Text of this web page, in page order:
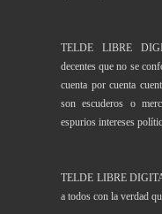
TELDE LIBRE
decentes que no se
cuenta por cuenta
son escuderos o
espurios intereses
TELDE LIBRE
a todos con la verdad